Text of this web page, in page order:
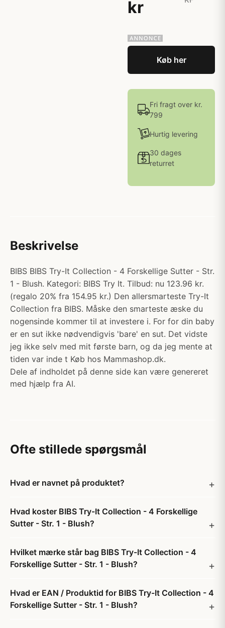
kr
Køb her
Fri fragt over kr.
799
Hurtig levering
30 dages
returret
Beskrivelse
BIBS BIBS Try-It Collection - 4 Forskellige Sutter - Str.
1 - Blush. Kategori: BIBS Try It. Tilbud: nu 123.96 kr.
(regalo 20% fra 154.95 kr.) Den allersmarteste Try-It
Collection fra BIBS. Måske den smarteste æske du
nogensinde kommer til at investere i. For for din baby
er en sut ikke nødvendigvis 'bare' en sut. Det vidste
jeg ikke selv med mit første barn, og da jeg mente at
tiden var inde t Køb hos Mammashop.dk.
Dele af indholdet på denne side kan være genereret
med hjælp fra AI.
Ofte stillede spørgsmål
Hvad er navnet på produktet?
Hvad koster BIBS Try-It Collection - 4 Forskellige
Sutter - Str. 1 - Blush?
Hvilket mærke står bag BIBS Try-It Collection - 4
Forskellige Sutter - Str. 1 - Blush?
Hvad er EAN / Produktid for BIBS Try-It Collection - 4
Forskellige Sutter - Str. 1 - Blush?